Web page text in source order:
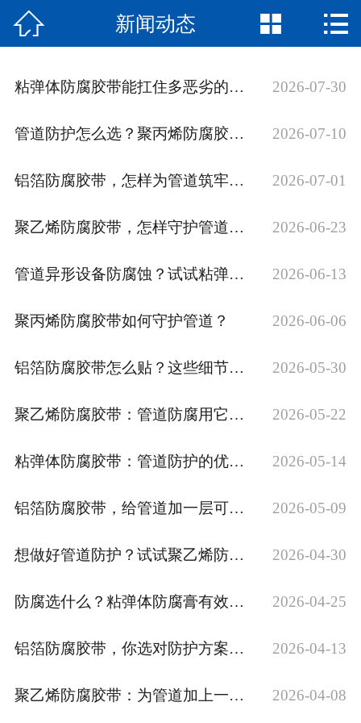
网站首页
公司简介
资质荣誉
工程案例
在线留言
 新闻动态  
粘弹体防腐胶带能扛住多恶劣的环境？ 2026-07-30
管道防护怎么选？聚丙烯防腐胶带了解下 2026-07-10
铝箔防腐胶带，怎样为管道筑牢长效防护？ 2026-07-01
聚乙烯防腐胶带，怎样守护管道外壁数十年？ 2026-06-23
管道异形设备防腐蚀？试试粘弹体防腐胶带 2026-06-13
聚丙烯防腐胶带如何守护管道？ 2026-06-06
铝箔防腐胶带怎么贴？这些细节别忽略 2026-05-30
聚乙烯防腐胶带：管道防腐用它就对了 2026-05-22
粘弹体防腐胶带：管道防护的优选方案 2026-05-14
铝箔防腐胶带，给管道加一层可靠防护 2026-05-09
想做好管道防护？试试聚乙烯防腐胶带 2026-04-30
防腐选什么？粘弹体防腐膏有效又可靠 2026-04-25
铝箔防腐胶带，你选对防护方案了吗？ 2026-04-13
聚乙烯防腐胶带：为管道加上一层保护 2026-04-08